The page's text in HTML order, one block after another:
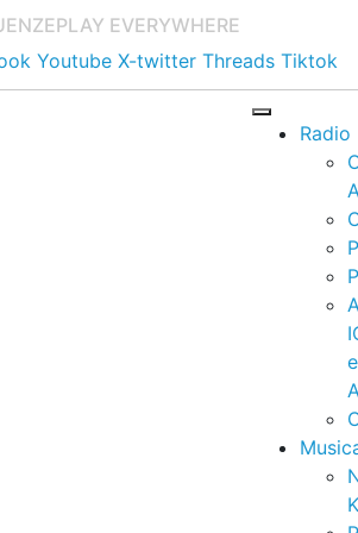
PLAY EVERYWHERE
Youtube X-twitter Threads Tiktok
Radio
e